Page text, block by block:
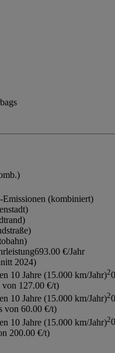
(kombiniert)
693.00 €/Jahr
2024)
10 Jahre (15.000 km/Jahr)2
von 127.00 €/t)
10 Jahre (15.000 km/Jahr)2
von 60.00 €/t)
10 Jahre (15.000 km/Jahr)2
200.00 €/t)